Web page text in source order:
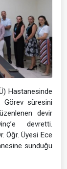
Hastanesinde
Görev süresini
devir
devretti.
Öğr. Üyesi Ece
sunduğu